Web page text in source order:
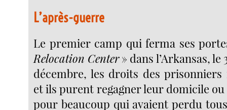
L’après-guerre
Le premier camp qui ferma ses
Relocation Center» dans l’Arkansas, le
décembre, les droits des
et ils purent regagner leur domicile
pour beaucoup qui avaient perdu